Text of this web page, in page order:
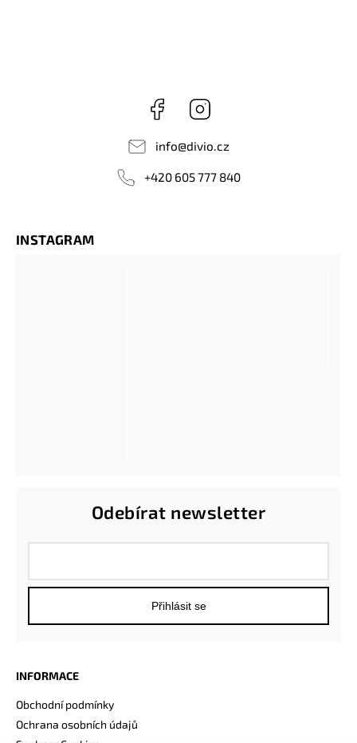
Facebook
info@divio.cz
+420 605 777 840
INFORMACE
Obchodní podmínky
Ochrana osobních údajů
INSTAGRAM
Odebírat newsletter
Přihlásit se